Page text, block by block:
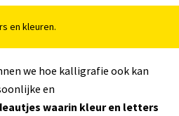
en kleuren.
we hoe kalligrafie ook kan
en
waarin kleur en letters